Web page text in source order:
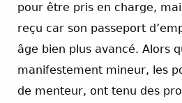
pour être pris en charge,
reçu car son passeport
âge bien plus avancé. Alors
manifestement mineur, les
de menteur, ont tenu des